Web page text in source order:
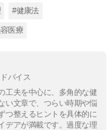
#健康法
医療
バイス
工夫を中心に、多角的な健
い文章で、つらい時期や悩
つ整えるヒントを具体的に
デアが満載です。過度な理